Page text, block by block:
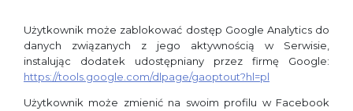
Użytkownik może zablokować dostęp Google Analytics do
danych związanych z jego aktywnością w Serwisie,
instalując dodatek udostępniany przez firmę Google:
https://tools.google.com/dlpage/gaoptout?hl=pl
Użytkownik może zmienić na swoim profilu w Facebook